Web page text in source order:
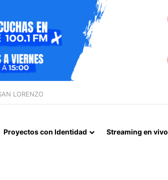
PREVENTIVA
Proyectos con Identidad Streaming en vivo